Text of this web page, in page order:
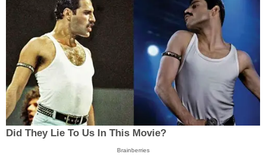
Did They Lie To Us In This Movie?
Brainberries